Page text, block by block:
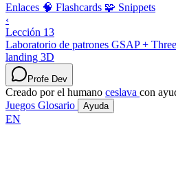
Enlaces 🧠 Flashcards 🧩 Snippets
‹
Lección 13
Laboratorio de patrones GSAP +
landing 3D
Profe Dev
Creado por el humano ceslava con
Juegos Glosario Ayuda
EN